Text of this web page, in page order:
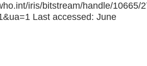
iris/bitstream/handle/10665/
Last accessed: June